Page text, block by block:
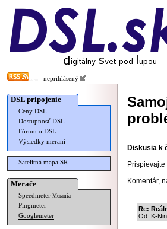
neprihlásený
DSL pripojenie
Ceny DSL
Dostupnosť DSL
Fórum o DSL
Výsledky meraní
Satelitná mapa SR
Merače
Speedmeter Merania
Pingmeter
Googlemeter
Diskusia k
Komentár,
Re:
Od: K-